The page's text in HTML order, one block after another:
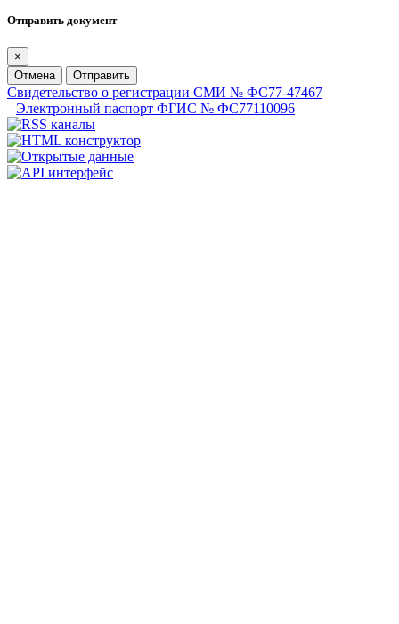
Отправить документ
×
Отмена
Отправить
Свидетельство о регистрации СМИ № ФС77-47467
Электронный паспорт ФГИС № ФС77110096